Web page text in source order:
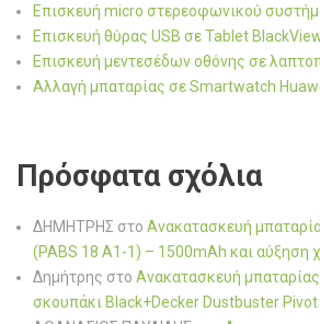
Επισκευή micro στερεοφωνικού
Επισκευή θύρας USB σε Tablet
Επισκευή μεντεσέδων οθόνης σε
Αλλαγή μπαταρίας σε Smartwatch
Πρόσφατα σχόλια
ΔΗΜΗΤΡΗΣ στο Ανακατασκευή
(PABS 18 A1-1) – 1500mAh και αύξηση
Δημήτρης στο Ανακατασκευή μπαταρίας
σκουπάκι Black+Decker Dustbuster Pivot